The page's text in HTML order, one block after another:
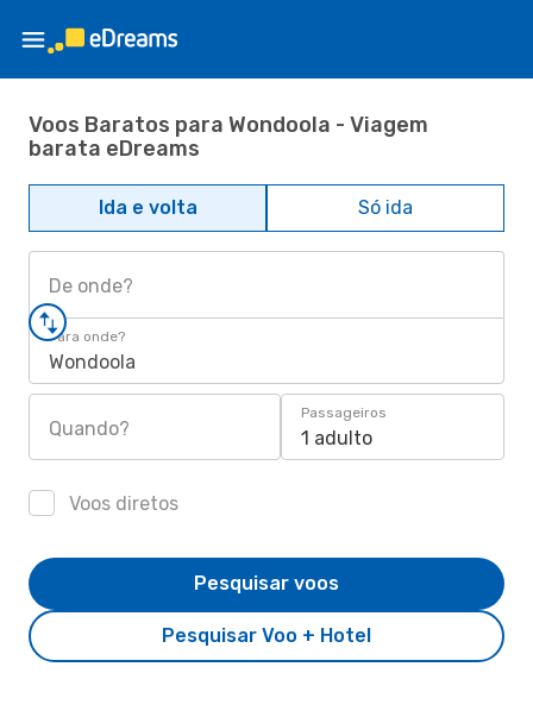
Voos Baratos para Wondoola - Viagem
barata eDreams
Ida e volta Só ida
De onde?
Para onde?
Wondoola
Quando?
Passageiros
1 adulto
Voos diretos
Pesquisar Voo + Hotel
Pesquisar voos